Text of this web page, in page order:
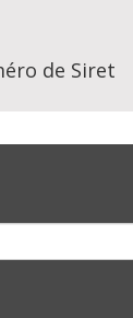
de Siret